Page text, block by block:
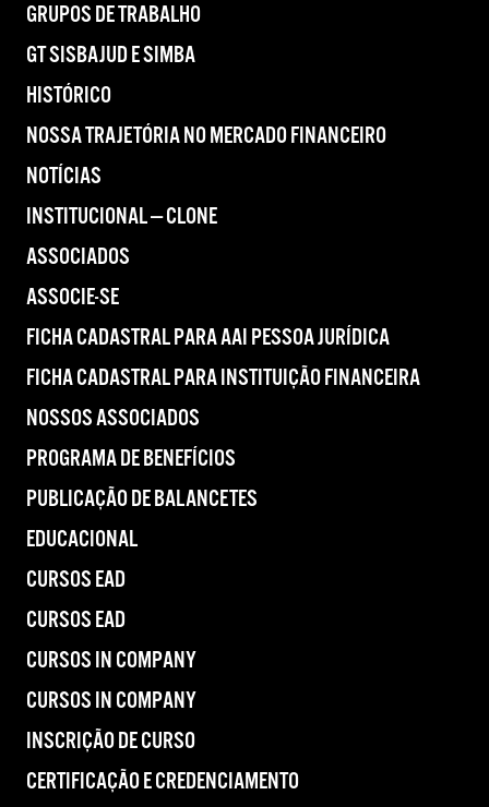
GRUPOS DE TRABALHO
GT SISBAJUD E SIMBA
HISTÓRICO
NOSSA TRAJETÓRIA NO MERCADO FINANCEIRO
NOTÍCIAS
INSTITUCIONAL — CLONE
ASSOCIADOS
ASSOCIE-SE
FICHA CADASTRAL PARA AAI PESSOA JURÍDICA
FICHA CADASTRAL PARA INSTITUIÇÃO FINANCEIRA
NOSSOS ASSOCIADOS
PROGRAMA DE BENEFÍCIOS
PUBLICAÇÃO DE BALANCETES
EDUCACIONAL
CURSOS EAD
CURSOS EAD
CURSOS IN COMPANY
CURSOS IN COMPANY
INSCRIÇÃO DE CURSO
CERTIFICAÇÃO E CREDENCIAMENTO